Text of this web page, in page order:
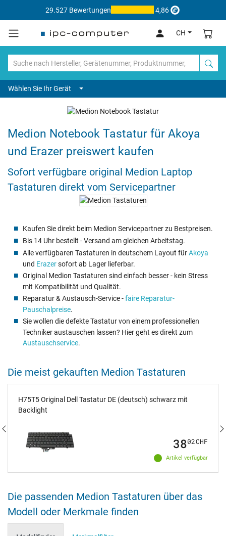
29.527 Bewertungen 4,86
CH
Wählen Sie Ihr Gerät
Medion Notebook Tastatur für Akoya
und Erazer preiswert kaufen
Sofort verfügbare original Medion Laptop
Tastaturen direkt vom Servicepartner
Kaufen Sie direkt beim Medion Servicepartner zu Bestpreisen.
Bis 14 Uhr bestellt - Versand am gleichen Arbeitstag.
Alle verfügbaren Tastaturen in deutschem Layout fürAkoya
und Erazersofort ab Lager lieferbar.
Original Medion Tastaturen sind einfach besser - kein Stress
mit Kompatibilität und Qualität.
Reparatur & Austausch-Service -faire Reparatur-
Pauschalpreise.
Sie wollen die defekte Tastatur von einem professionellen
Techniker austauschen lassen? Hier geht es direkt zum
Austauschservice.
Die meist gekauften Medion Tastaturen
H75T5 Original Dell Tastatur DE (deutsch) schwarz mit
Backlight
Artikel verfügbar
3802CHF
Die passenden Medion Tastaturen über das
Modell oder Merkmale finden